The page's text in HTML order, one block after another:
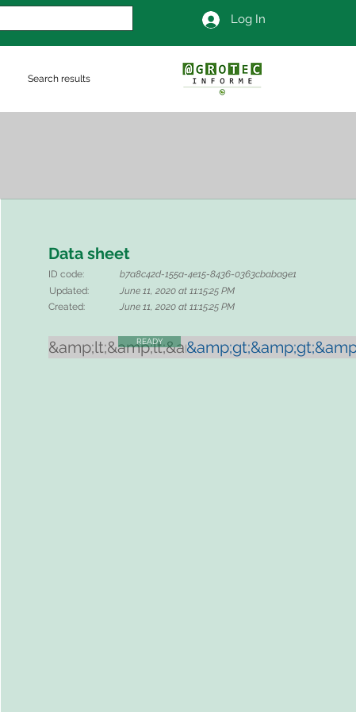
Log In
Search results
Data sheet
ID code:
b7a8c42d-155a-4e15-8436-0363cbaba9e1
Updated:
June 11, 2020 at 11:15:25 PM
Created:
June 11, 2020 at 11:15:25 PM
&amp;lt;&amp;lt;&amp;lt;
READY